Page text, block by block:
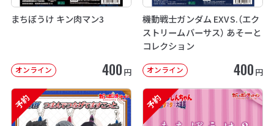
まちぼうけ キン肉マン3
オンライン 400 円
機動戦士ガンダム EXVS.（エク
ストリームバーサス） あそーと
コレクション
オンライン 400 円
予約 予約